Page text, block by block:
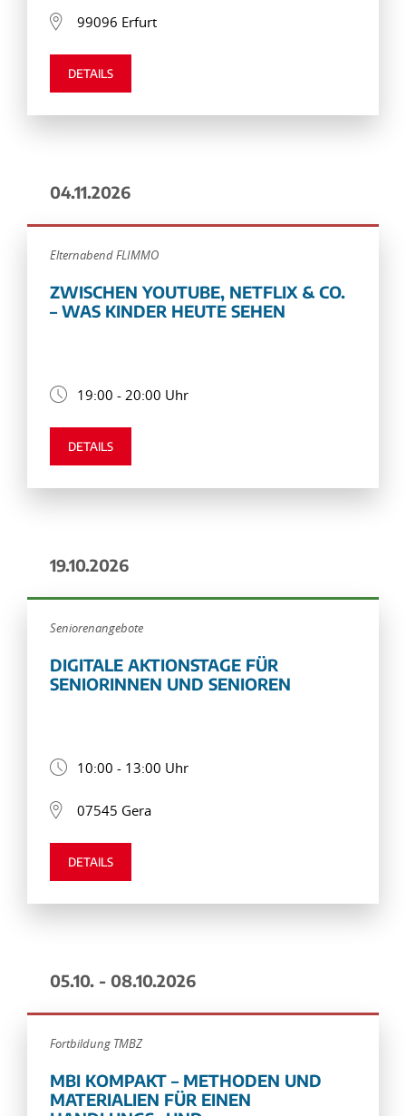
99096 Erfurt
DETAILS
04.11.2026
Elternabend FLIMMO
ZWISCHEN YOUTUBE, NETFLIX & CO.
– WAS KINDER HEUTE SEHEN
19:00 - 20:00 Uhr
DETAILS
19.10.2026
Seniorenangebote
DIGITALE AKTIONSTAGE FÜR
SENIORINNEN UND SENIOREN
10:00 - 13:00 Uhr
07545 Gera
DETAILS
05.10. - 08.10.2026
Fortbildung TMBZ
MBI KOMPAKT – METHODEN UND
MATERIALIEN FÜR EINEN